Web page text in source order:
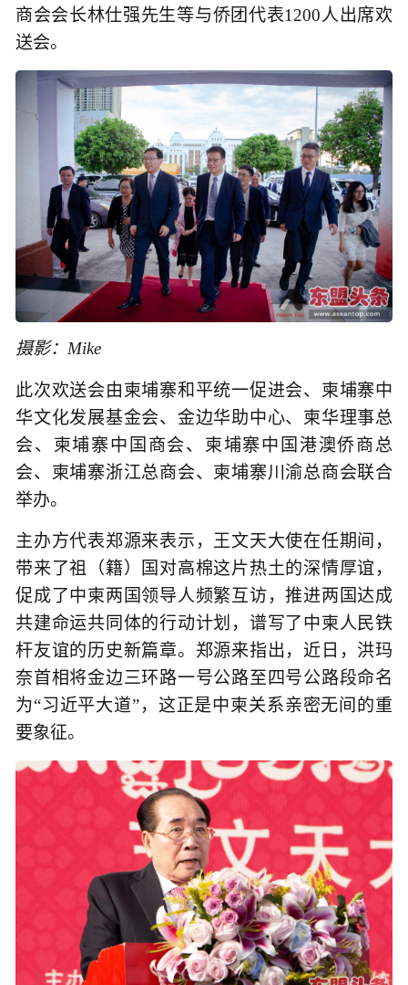
商会会长林仕强先生等与侨团代表1200人出席欢
送会。
摄影：Mike
此次欢送会由柬埔寨和平统一促进会、柬埔寨中
华文化发展基金会、金边华助中心、柬华理事总
会、柬埔寨中国商会、柬埔寨中国港澳侨商总
会、柬埔寨浙江总商会、柬埔寨川渝总商会联合
举办。
主办方代表郑源来表示，王文天大使在任期间，
带来了祖（籍）国对高棉这片热土的深情厚谊，
促成了中柬两国领导人频繁互访，推进两国达成
共建命运共同体的行动计划，谱写了中柬人民铁
杆友谊的历史新篇章。郑源来指出，近日，洪玛
奈首相将金边三环路一号公路至四号公路段命名
为“习近平大道”，这正是中柬关系亲密无间的重
要象征。